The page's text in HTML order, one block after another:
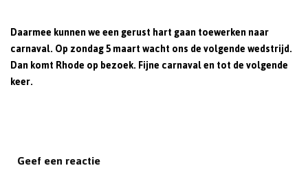
Daarmee kunnen we een gerust hart gaan toewerken naar
carnaval. Op zondag 5 maart wacht ons de volgende wedstrijd.
Dan komt Rhode op bezoek. Fijne carnaval en tot de volgende
keer.
Geef een reactie